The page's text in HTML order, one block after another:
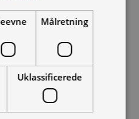
Målretning
Uklassificerede